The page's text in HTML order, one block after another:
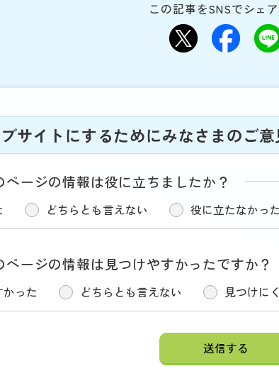
この記事をSNSでシェ
サイトにするためにみなさまのご
ページの情報は役に立ちましたか？
どちらとも言えない 役に立たなかった
ページの情報は見つけやすかったですか？
った どちらとも言えない 見つけに